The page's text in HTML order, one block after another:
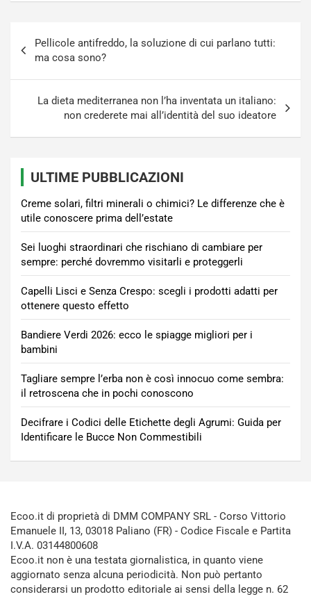
articoli
Pellicole antifreddo, la soluzione di cui parlano tutti:
ma cosa sono?
La dieta mediterranea non l’ha inventata un italiano:
non crederete mai all’identità del suo ideatore
ULTIME PUBBLICAZIONI
Creme solari, filtri minerali o chimici? Le differenze che è
utile conoscere prima dell’estate
Sei luoghi straordinari che rischiano di cambiare per
sempre: perché dovremmo visitarli e proteggerli
Capelli Lisci e Senza Crespo: scegli i prodotti adatti per
ottenere questo effetto
Bandiere Verdi 2026: ecco le spiagge migliori per i
bambini
Tagliare sempre l’erba non è così innocuo come sembra:
il retroscena che in pochi conoscono
Decifrare i Codici delle Etichette degli Agrumi: Guida per
Identificare le Bucce Non Commestibili
Ecoo.it di proprietà di DMM COMPANY SRL - Corso Vittorio
Emanuele II, 13, 03018 Paliano (FR) - Codice Fiscale e Partita
I.V.A. 03144800608
Ecoo.it non è una testata giornalistica, in quanto viene
aggiornato senza alcuna periodicità. Non può pertanto
considerarsi un prodotto editoriale ai sensi della legge n. 62